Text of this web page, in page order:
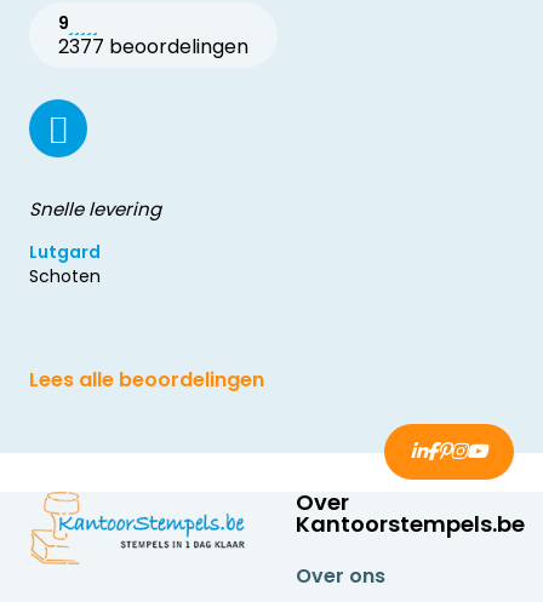
9
2377 beoordelingen
Snelle levering
Lutgard
Schoten
Lees alle beoordelingen
Over
Kantoorstempels.be
Over ons